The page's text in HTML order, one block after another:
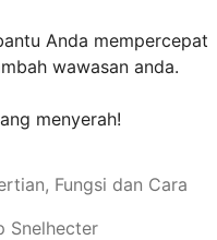
Anda mempercepat
wawasan anda.
menyerah!
Fungsi dan Cara
Snelhecter